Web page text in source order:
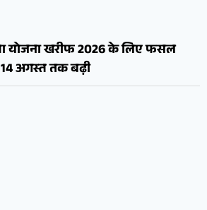
योजना खरीफ 2026 के लिए फसल
14 अगस्त तक बढ़ी